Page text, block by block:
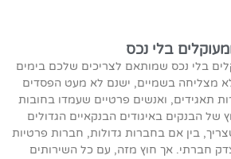
בלי נכס
בלי נכס שמותאם לצריכים שלכם בימים
מצליחה בשמיים, ישנם לא מעט הפסדים
תאגידים, ואנשים פרטיים שעמדו בחובות
הבנקים באיגודים הבנקאיים הגדולים
בין אם בחברות גדולות, חברות פרטיות
חברתי. אך חוץ מזה, עם כל השירותים